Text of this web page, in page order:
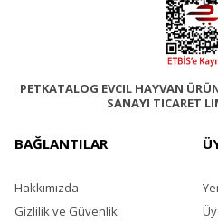
PETKATALOG EVCIL HAYVAN
SANAYI TICARET
BAĞLANTILAR
Hakkımızda
Gizlilik ve Güvenlik